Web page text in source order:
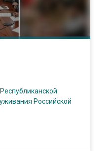
Российской